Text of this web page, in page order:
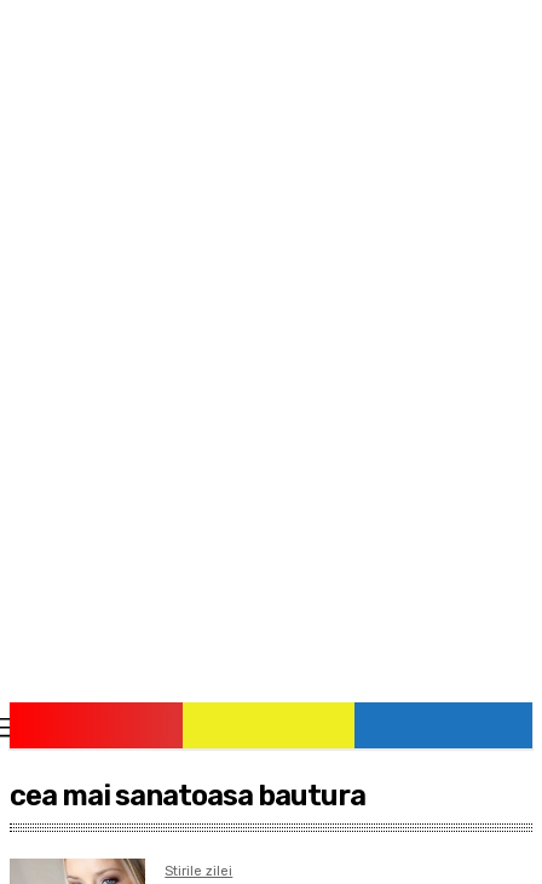
cea mai sanatoasa bautura
Stirile zilei